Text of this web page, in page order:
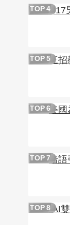
TOP 4U17
TOP 5三招
TOP 6美國
TOP 7暗語
TOP 8“AI